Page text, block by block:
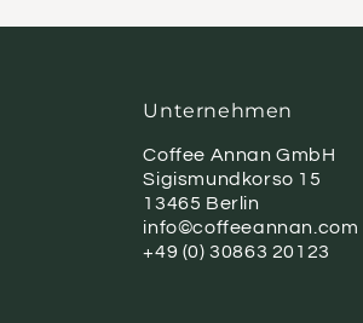
Unternehmen
Coffee Annan GmbH
Sigismundkorso 15
13465 Berlin
info©coffeeannan.com
+49 (0) 30863 20123